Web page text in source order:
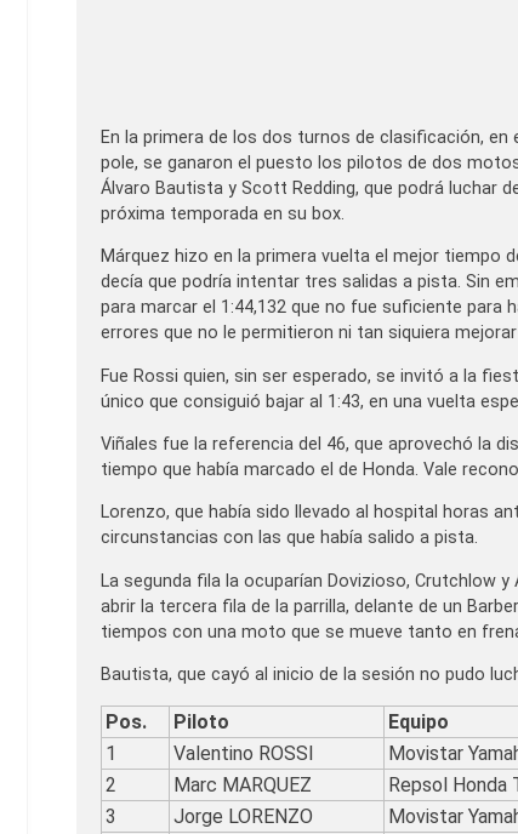
En la primera de los dos turnos de clasificación,
pole, se ganaron el puesto los pilotos de dos
Álvaro Bautista y Scott Redding, que podrá luchar
próxima temporada en su box.
Márquez hizo en la primera vuelta el mejor tiempo
decía que podría intentar tres salidas a pista. Sin
para marcar el 1:44,132 que no fue suficiente para
errores que no le permitieron ni tan siquiera
Fue Rossi quien, sin ser esperado, se invitó a la
único que consiguió bajar al 1:43, en una vuelta
Viñales fue la referencia del 46, que aprovechó la
tiempo que había marcado el de Honda. Vale
Lorenzo, que había sido llevado al hospital horas
circunstancias con las que había salido a pista.
La segunda fila la ocuparían Dovizioso, Crutchlow
abrir la tercera fila de la parrilla, delante de un
tiempos con una moto que se mueve tanto en
Bautista, que cayó al inicio de la sesión no pudo
Pos. Piloto Equipo
1
Valentino ROSSI Movistar
2
Marc MARQUEZ Repsol Honda
3
Jorge LORENZO Movistar